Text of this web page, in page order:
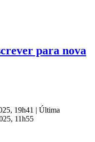
para nova
19h41 | Última
11h55